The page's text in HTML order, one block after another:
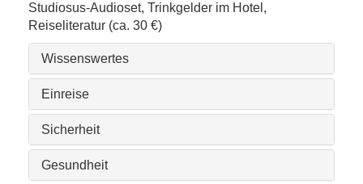
Studiosus-Audioset, Trinkgelder im Hotel,
Reiseliteratur (ca. 30 €)
Wissenswertes
Einreise
Sicherheit
Gesundheit